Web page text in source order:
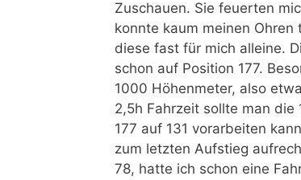
Zuschauen. Sie feuerten
konnte kaum meinen
diese fast für mich alleine.
schon auf Position 177.
1000 Höhenmeter, also
2,5h Fahrzeit sollte man
177 auf 131 vorarbeiten
zum letzten Aufstieg
78, hatte ich schon eine